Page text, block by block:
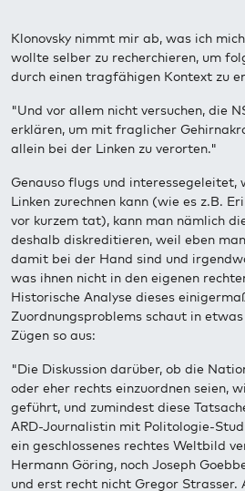
Klonovsky nimmt mir ab, was ich
wollte selber zu recherchieren, um
durch einen tragfähigen Kontext zu
"Und vor allem nicht versuchen, die
erklären, um mit fraglicher
allein bei der Linken zu verorten."
Genauso flugs und interessegeleitet,
Linken zurechnen kann (wie es z.B.
vor kurzem tat), kann man nämlich
deshalb diskreditieren, weil eben
damit bei der Hand sind und
was ihnen nicht in den eigenen
Historische Analyse dieses
Zuordnungsproblems schaut in
Zügen so aus:
"Die Diskussion darüber, ob die
oder eher rechts einzuordnen seien,
geführt, und zumindest diese
ARD-Journalistin mit Politologie-
ein geschlossenes rechtes Weltbild
Hermann Göring, noch Joseph
und erst recht nicht Gregor Strasser.